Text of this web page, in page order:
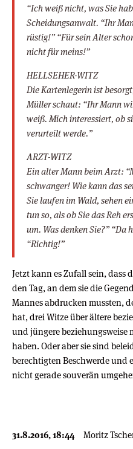
“Ich weiß nicht, was Sie
Scheidungsanwalt. “Ihr
rüstig!” “Für sein Alter
nicht für meins!”
HELLSEHER-WITZ
Die Kartenlegerin ist
Müller schaut: “Ihr Mann
weiß. Mich interessiert, ob
verurteilt werde.”
ARZT-WITZ
Ein alter Mann beim Arzt:
schwanger! Wie kann das
Sie laufen im Wald, sehen
tun so, als ob Sie das Reh
um. Was denken Sie?” “Da
“Richtig!”
Jetzt kann es Zufall sein, dass
den Tag, an dem sie die
Mannes abdrucken mussten,
hat, drei Witze über ältere
und jüngere beziehungsweise
haben. Oder aber sie sind
berechtigten Beschwerde
nicht gerade souverän
31.8.2016, 18:44 Moritz